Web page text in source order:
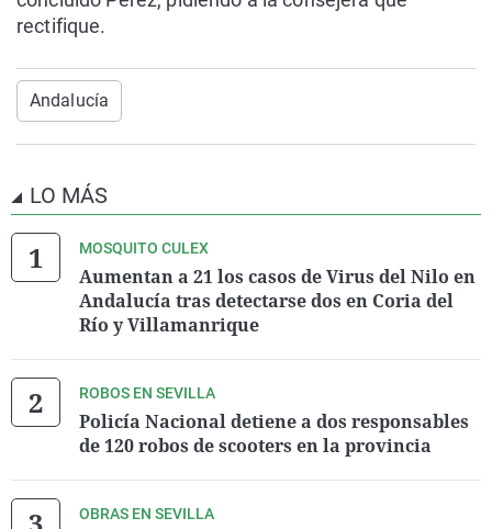
rectifique.
Andalucía
LO MÁS
MOSQUITO CULEX
Aumentan a 21 los casos de Virus del Nilo en
Andalucía tras detectarse dos en Coria del
Río y Villamanrique
ROBOS EN SEVILLA
Policía Nacional detiene a dos responsables
de 120 robos de scooters en la provincia
OBRAS EN SEVILLA